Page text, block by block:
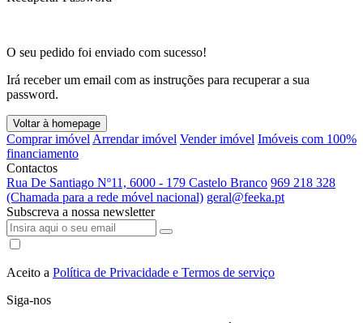
O seu pedido foi enviado com sucesso!
Irá receber um email com as instruções para recuperar a sua
password.
Voltar à homepage
Comprar imóvel Arrendar imóvel Vender imóvel Imóveis com 100%
financiamento
Contactos
Rua De Santiago Nº11, 6000 - 179 Castelo Branco 969 218 328
(Chamada para a rede móvel nacional) geral@feeka.pt
Subscreva a nossa newsletter
Aceito a Política de Privacidade e Termos de serviço
Siga-nos